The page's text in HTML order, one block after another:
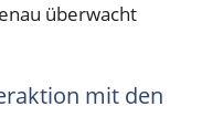
überwacht
mit den